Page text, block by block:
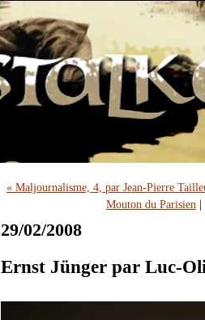
« Maljournalisme, 4, par Jean-Pierre
Mouton du Parisien |
29/02/2008
Ernst Jünger par Luc-